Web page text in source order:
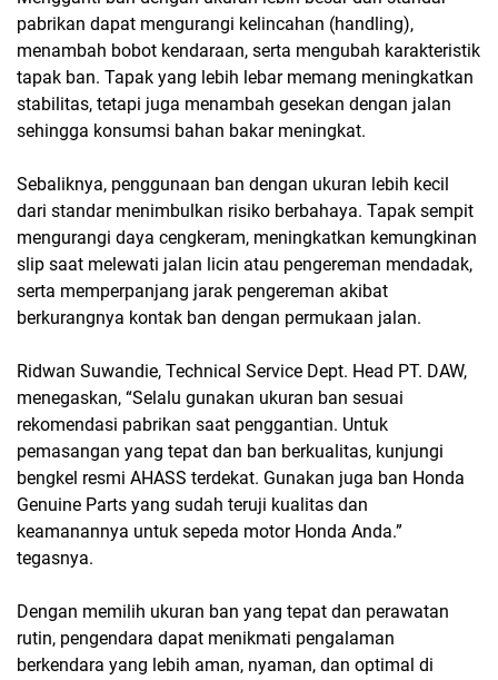
pabrikan dapat mengurangi kelincahan (handling),
menambah bobot kendaraan, serta mengubah karakteristik
tapak ban. Tapak yang lebih lebar memang meningkatkan
stabilitas, tetapi juga menambah gesekan dengan jalan
sehingga konsumsi bahan bakar meningkat.
Sebaliknya, penggunaan ban dengan ukuran lebih kecil
dari standar menimbulkan risiko berbahaya. Tapak sempit
mengurangi daya cengkeram, meningkatkan kemungkinan
slip saat melewati jalan licin atau pengereman mendadak,
serta memperpanjang jarak pengereman akibat
berkurangnya kontak ban dengan permukaan jalan.
Ridwan Suwandie, Technical Service Dept. Head PT. DAW,
menegaskan, “Selalu gunakan ukuran ban sesuai
rekomendasi pabrikan saat penggantian. Untuk
pemasangan yang tepat dan ban berkualitas, kunjungi
bengkel resmi AHASS terdekat. Gunakan juga ban Honda
Genuine Parts yang sudah teruji kualitas dan
keamanannya untuk sepeda motor Honda Anda.”
tegasnya.
Dengan memilih ukuran ban yang tepat dan perawatan
rutin, pengendara dapat menikmati pengalaman
berkendara yang lebih aman, nyaman, dan optimal di